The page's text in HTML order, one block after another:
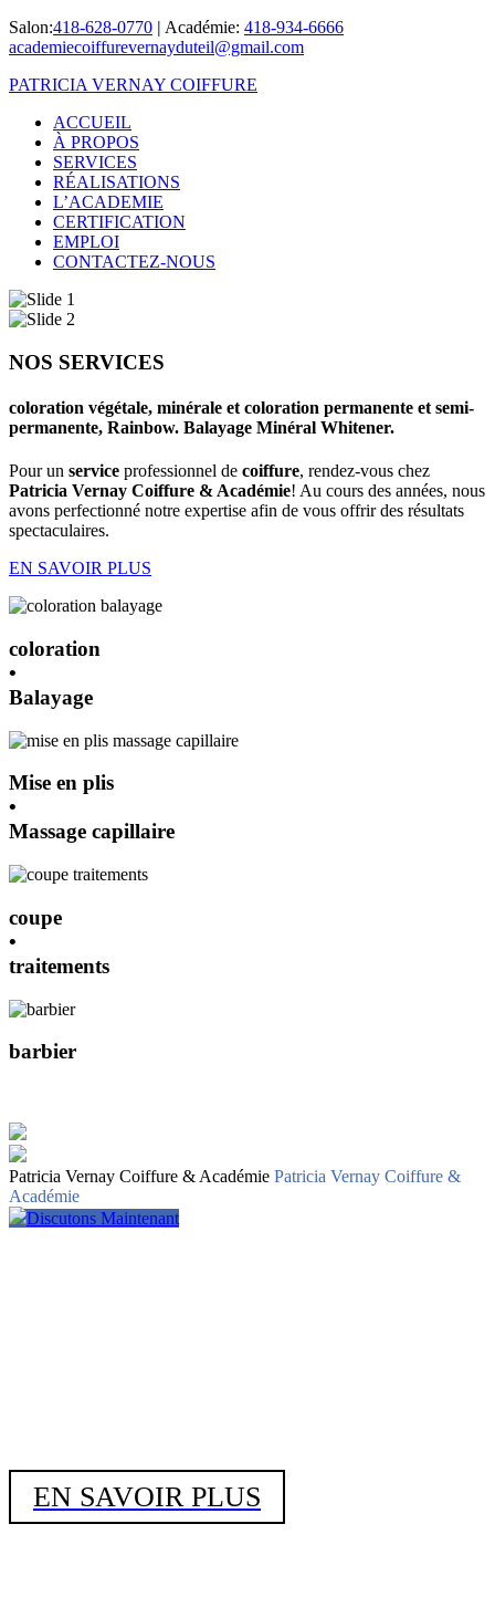
Salon:418-628-0770 | Académie: 418-934-6666
academiecoiffurevernayduteil@gmail.com
PATRICIA VERNAY COIFFURE
ACCUEIL
À PROPOS
SERVICES
RÉALISATIONS
L’ACADEMIE
CERTIFICATION
EMPLOI
CONTACTEZ-NOUS
NOS SERVICES
coloration végétale, minérale et coloration permanente et semi-
permanente, Rainbow. Balayage Minéral Whitener.
Pour un service professionnel de coiffure, rendez-vous chez
Patricia Vernay Coiffure & Académie! Au cours des années, nous
avons perfectionné notre expertise afin de vous offrir des résultats
spectaculaires.
EN SAVOIR PLUS
coloration
•
Balayage
Mise en plis
•
Massage capillaire
coupe
•
traitements
barbier
Patricia Vernay Coiffure & Académie Patricia Vernay Coiffure &
Académie
Discutons Maintenant
EN SAVOIR PLUS